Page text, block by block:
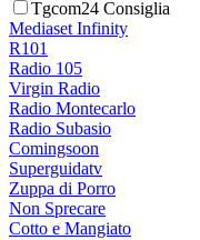
Tgcom24 Consiglia
Mediaset Infinity
R101
Radio 105
Virgin Radio
Radio Montecarlo
Radio Subasio
Comingsoon
Superguidatv
Zuppa di Porro
Non Sprecare
Cotto e Mangiato